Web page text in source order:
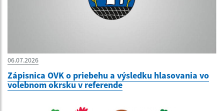
06.07.2026
Zápisnica OVK o priebehu a výsledku hlasovania vo
volebnom okrsku v referende